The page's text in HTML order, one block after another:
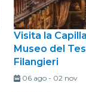
Visita la
Museo del
Filangieri
06 ago- 02 nov